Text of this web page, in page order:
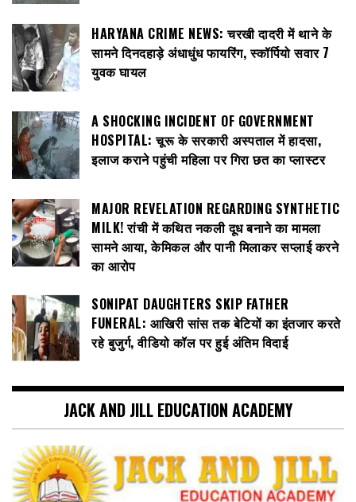
HARYANA CRIME NEWS: चरखी दादरी में थाने के
सामने दिनदहाड़े अंधाधुंध फायरिंग, स्कॉर्पियो सवार 7
युवक घायल
A SHOCKING INCIDENT OF GOVERNMENT
HOSPITAL: चूरू के सरकारी अस्पताल में हादसा,
इलाज कराने पहुंची महिला पर गिरा छत का प्लास्टर
MAJOR REVELATION REGARDING SYNTHETIC
MILK! रांची में कथित नकली दूध बनाने का मामला
सामने आया, केमिकल और पानी मिलाकर सप्लाई करने
का आरोप
SONIPAT DAUGHTERS SKIP FATHER
FUNERAL: आखिरी सांस तक बेटियों का इंतजार करते
रहे बुजुर्ग, वीडियो कॉल पर हुई अंतिम विदाई
JACK AND JILL EDUCATION ACADEMY